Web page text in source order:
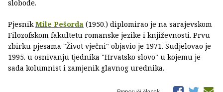
slobode.
PjesnikMile Pešorda (1950.) diplomirao je na sarajevskom
Filozofskom fakultetu romanske jezike i književnosti. Prvu
zbirku pjesama "Život vječni" objavio je 1971. Sudjelovao je
1995. u osnivanju tjednika "Hrvatsko slovo" u kojemu je
sada kolumnist i zamjenik glavnog urednika.